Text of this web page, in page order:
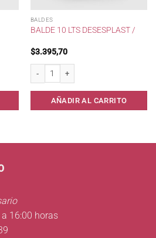
lts / cantidad
BALDES
BALDE 10 LTS DESESPLAST /
$3.395,70
Balde 10 lts Desesplast / cantidad
AÑADIR AL CARRITO
16:00 horas